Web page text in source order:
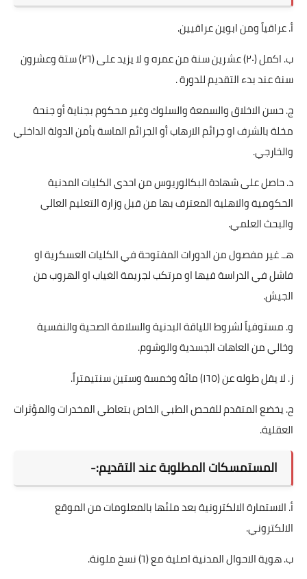
أ. عراقياً ومن ابوين عراقيين.
ب. اكمل (۲۰) عشرين سنة من عمره و لا يزيد على (٢٦) ستة وعشرون
سنة عند بدء التقديم للدورة .
ج. حسن الاخلاق والسمعة والسلوك وغير محكوم بجناية أو جنحة
مخلة بالشرف او جرائم الارهاب أو الجرائم الماسة بأمن الدولة الداخلي
والخارجي.
د. حاصل على شهادة البكالوريوس من احدى الكليات المدنية
الحكومية والاهلية المعترف بها من قبل وزارة التعليم العالي
والبحث العلمي.
هـ. غير مفصول من الدورات المفتوحة في الكليات العسكرية او
فاشل في الدراسة فيها او مرتكب لجريمة الغياب او الهروب من
الجيش.
و. مستوفياً لشروط اللياقة البدنية والسلامة الصحية والنفسية
وخالي من العاهات الجسدية والوشوم.
ز. لا يقل طوله عن (١٦٥) مائة وخمسة وستين سنتيمتراً.
ح. يخضع المتقدم للفحص الطبي الخاص بتعاطي المخدرات والمؤثرات
العقلية.
المستمسكات المطلوبة عند التقديم:-
أ. الاستمارة الالكترونية بعد ملئها بالمعلومات من الموقع
الالكتروني.
ب. هوية الاحوال المدنية اصلية مع (٦) نسخ ملونة.